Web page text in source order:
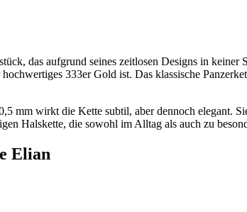
das aufgrund seines zeitlosen Designs in
333er Gold ist. Das klassische
mm wirkt die Kette subtil, aber dennoch elegant.
Halskette, die sowohl im Alltag als auch zu
Elian